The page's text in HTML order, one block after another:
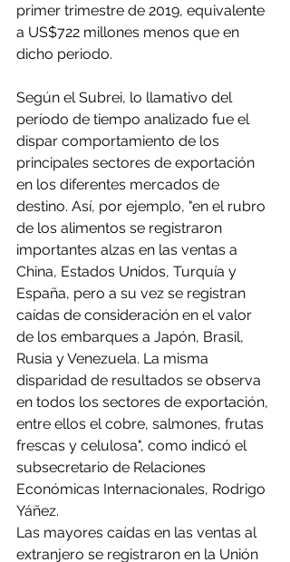
primer trimestre de 2019, equivalente
a US$722 millones menos que en
dicho periodo.
Según el Subrei, lo llamativo del
período de tiempo analizado fue el
dispar comportamiento de los
principales sectores de exportación
en los diferentes mercados de
destino. Así, por ejemplo, "en el rubro
de los alimentos se registraron
importantes alzas en las ventas a
China, Estados Unidos, Turquía y
España, pero a su vez se registran
caídas de consideración en el valor
de los embarques a Japón, Brasil,
Rusia y Venezuela. La misma
disparidad de resultados se observa
en todos los sectores de exportación,
entre ellos el cobre, salmones, frutas
frescas y celulosa", como indicó el
subsecretario de Relaciones
Económicas Internacionales, Rodrigo
Yáñez.
Las mayores caídas en las ventas al
extranjero se registraron en la Unión